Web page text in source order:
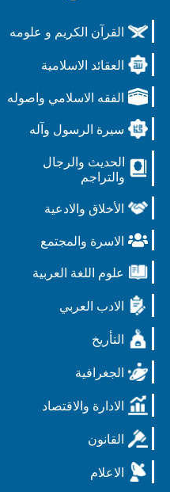
القرآن الكريم و علومه
العقائد الاسلامية
الفقه الاسلامي واصوله
سيرة الرسول وآله
الحديث والرجال
والتراجم
الأخلاق والادعية
الاسرة والمجتمع
علوم اللغة العربية
الادب العربي
التأريخ
الجغرافية
الادارة والاقتصاد
القانون
الاعلام